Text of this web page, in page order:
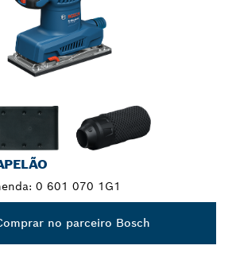
0 601 070 1G1
no parceiro Bosch